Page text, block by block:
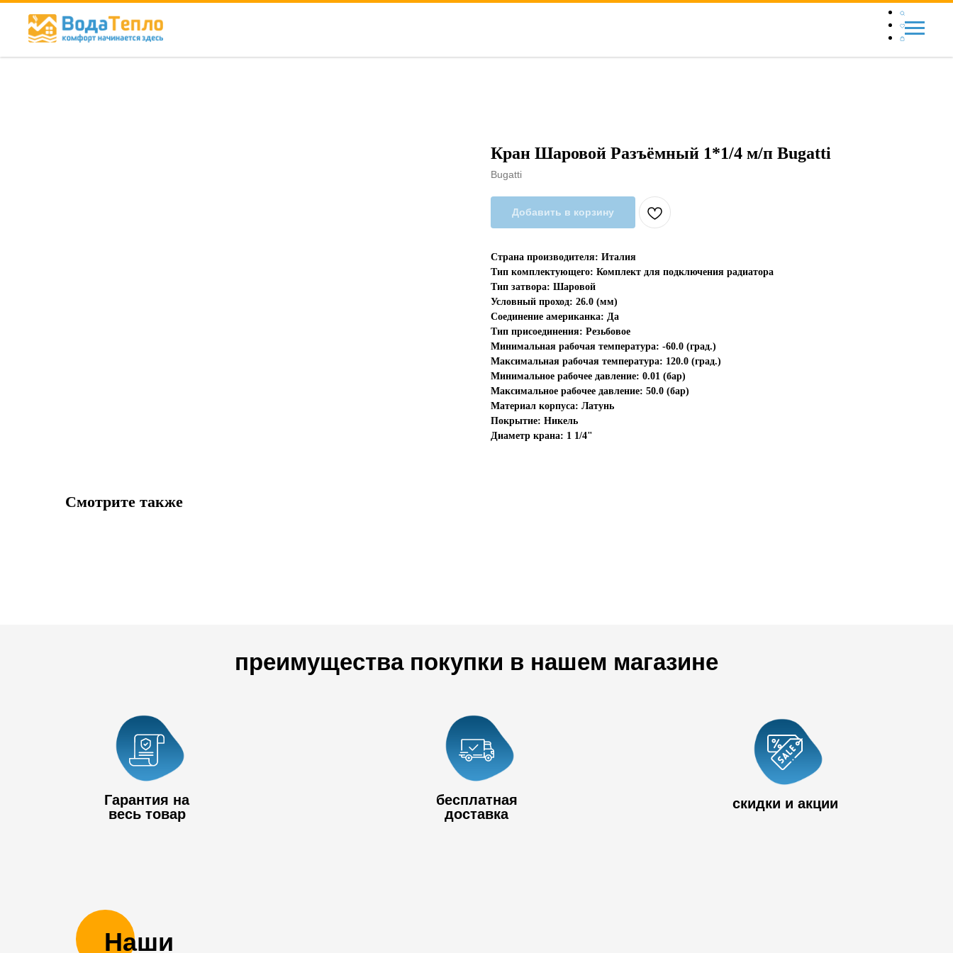
Кран Шаровой Разъёмный 1*1/4 м/п Bugatti
Bugatti
Добавить в корзину
Страна производителя: Италия
Тип комплектующего: Комплект для подключения радиатора
Тип затвора: Шаровой
Условный проход: 26.0 (мм)
Соединение американка: Да
Тип присоединения: Резьбовое
Минимальная рабочая температура: -60.0 (град.)
Максимальная рабочая температура: 120.0 (град.)
Минимальное рабочее давление: 0.01 (бар)
Максимальное рабочее давление: 50.0 (бар)
Материал корпуса: Латунь
Покрытие: Никель
Диаметр крана: 1 1/4"
Смотрите также
преимущества покупки в нашем магазине
Гарантия на
весь товар
бесплатная
доставка
скидки и акции
Наши
+7 727 390 50
32